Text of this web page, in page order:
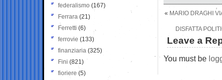
« MARIO DRAGHI
DISFATTA
Leave a
You must be
federalismo (167)
Ferrara (21)
Ferretti (6)
ferrovie (133)
finanziaria (325)
Fini (821)
fioriere (5)